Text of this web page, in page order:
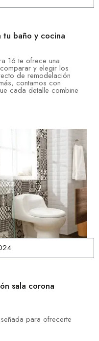
tu baño y cocina
16 te ofrece una
y elegir los
de remodelación
contamos con
cada detalle combine
sala corona
para ofrecerte